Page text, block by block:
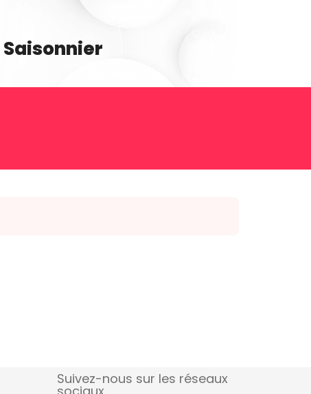
Saisonnier
Suivez-nous sur les réseaux